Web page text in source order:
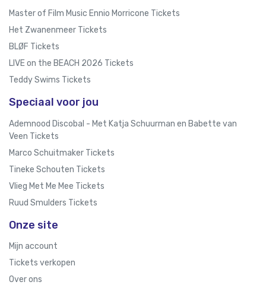
Master of Film Music Ennio Morricone Tickets
Het Zwanenmeer Tickets
BLØF Tickets
LIVE on the BEACH 2026 Tickets
Teddy Swims Tickets
Speciaal voor jou
Ademnood Discobal - Met Katja Schuurman en Babette van
Veen Tickets
Marco Schuitmaker Tickets
Tineke Schouten Tickets
Vlieg Met Me Mee Tickets
Ruud Smulders Tickets
Onze site
Mijn account
Tickets verkopen
Over ons